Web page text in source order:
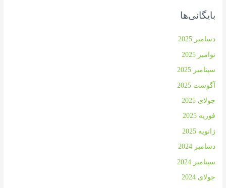
بایگانی‌ها
دسامبر 2025
نوامبر 2025
سپتامبر 2025
آگوست 2025
جولای 2025
فوریه 2025
ژانویه 2025
دسامبر 2024
سپتامبر 2024
جولای 2024